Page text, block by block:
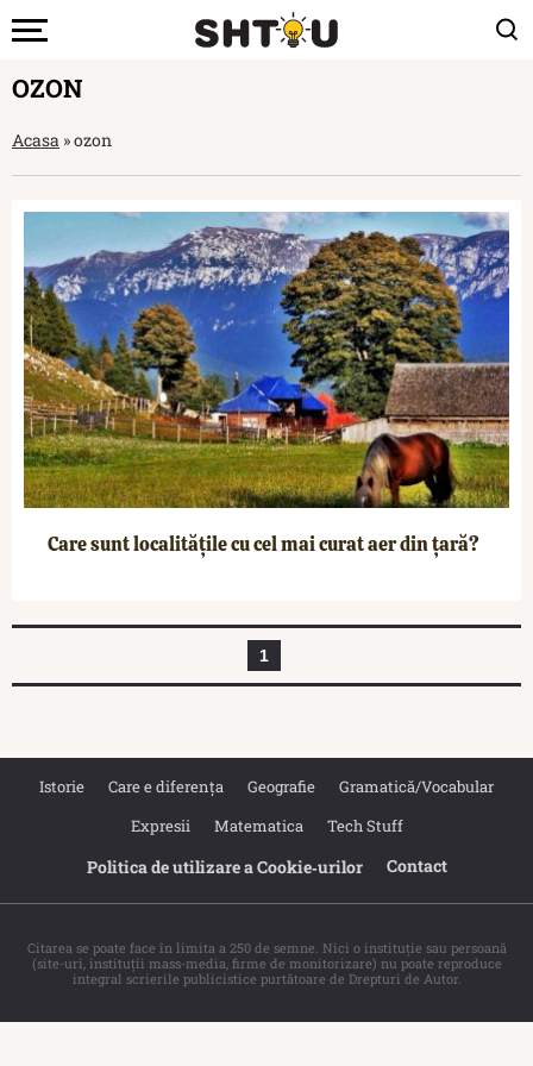
OZON
Acasa »ozon
Care sunt localitățile cu cel mai curat aer din țară?
1
Istorie Care e diferența Geografie
Gramatică/Vocabular
Expresii
Matematica Tech Stuff
Politica de utilizare a Cookie‐urilor Contact
Citarea se poate face în limita a 250 de semne. Nici o instituţie sau persoană
(site-uri, instituţii mass-media, firme de monitorizare) nu poate reproduce
integral scrierile publicistice purtătoare de Drepturi de Autor.